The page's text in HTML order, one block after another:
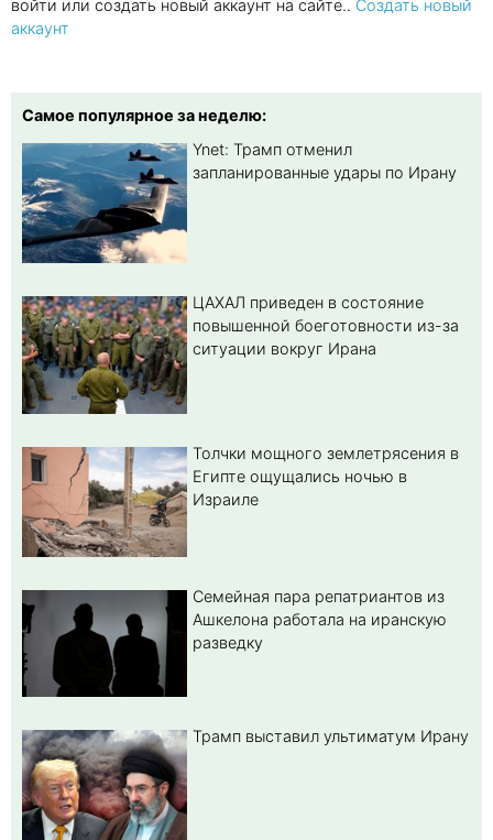
войти или создать новый аккаунт на сайте.. Создать новый
аккаунт
Самое популярное за неделю:
Ynet: Трамп отменил
запланированные удары по Ирану
ЦАХАЛ приведен в состояние
повышенной боеготовности из-за
ситуации вокруг Ирана
Толчки мощного землетрясения в
Египте ощущались ночью в
Израиле
Семейная пара репатриантов из
Ашкелона работала на иранскую
разведку
Трамп выставил ультиматум Ирану